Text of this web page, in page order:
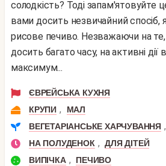
солодкість? Тоді запам'ятовуйте
вами досить незвичайний спосіб,
рисове печиво. Незважаючи на
досить багато часу, на активні дії
максимум...
ЄВРЕЙСЬКА КУХНЯ
КРУПИ ,
МАЛ
ВЕГЕТАРІАНСЬКЕ ХАРЧУВАННЯ ,
НА ПОЛУДЕНОК , ДЛЯ ДІТЕЙ
ВИПІЧКА , ПЕЧИВО